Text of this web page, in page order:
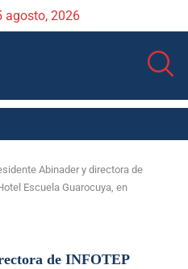
agosto, 2026
Abinader y directora de
Escuela Guarocuya, en
de INFOTEP